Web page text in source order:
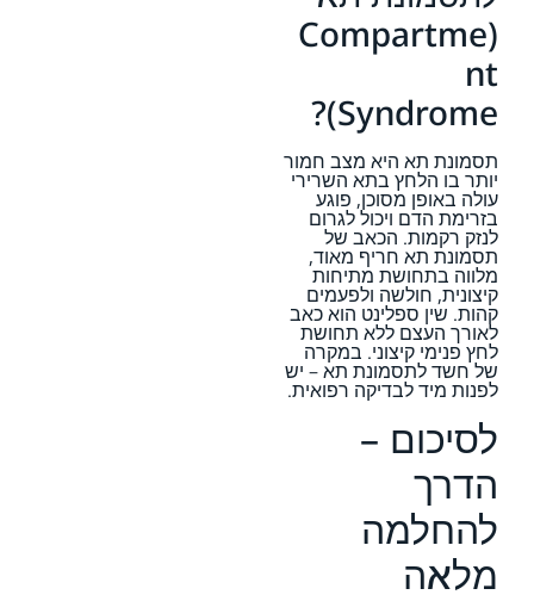
(Compartme
nt
Syndrome)?
תסמונת תא היא מצב חמור
יותר בו הלחץ בתא השרירי
עולה באופן מסוכן, פוגע
בזרימת הדם ויכול לגרום
לנזק רקמות. הכאב של
תסמונת תא חריף מאוד,
מלווה בתחושת מתיחות
קיצונית, חולשה ולפעמים
קהות. שין ספלינט הוא כאב
לאורך העצם ללא תחושת
לחץ פנימי קיצוני. במקרה
של חשד לתסמונת תא – יש
לפנות מיד לבדיקה רפואית.
לסיכום –
הדרך
להחלמה
מלאה